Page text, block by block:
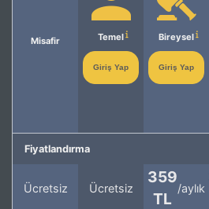
Misafir Temel
Giriş Yap
Bireysel
Giriş Yap
Fiyatlandırma
Ücretsiz Ücretsiz
359
TL
/aylık